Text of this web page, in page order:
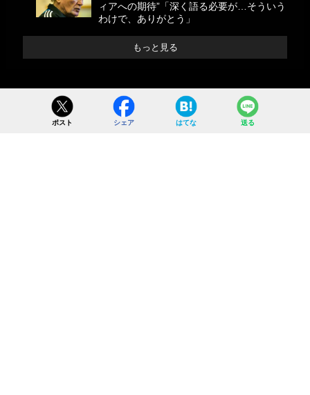
ィアへの期待”「深く語る必要が…そういう
わけで、ありがとう」
もっと見る
ポスト シェア はてな 送る